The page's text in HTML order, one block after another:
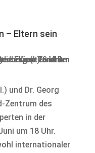
– Eltern sein
und Dr. Georg
Zentrum des
in der
um 18 Uhr.
internationaler